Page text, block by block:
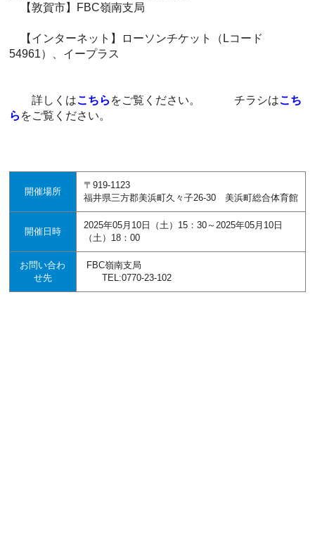
【敦賀市】FBC嶺南支局
【インターネット】ローソンチケット（Lコード
54961）、イープラス
詳しくはこちら をご覧ください。 チラシはこち
ら をご覧ください。
開催場所
〒919-1123
福井県三方郡美浜町久々子26-30 美浜町総合体育館
開催日時
2025年05月10日（土）15：30～2025年05月10日
（土）18：00
お問い合わ
せ先
FBC嶺南支局
TEL:0770-23-102